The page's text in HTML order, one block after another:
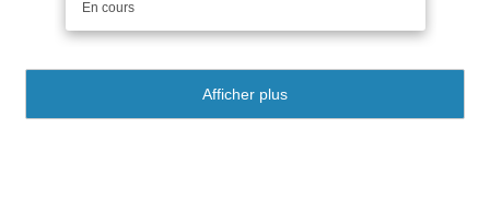
Durée
En cours
Afficher plus